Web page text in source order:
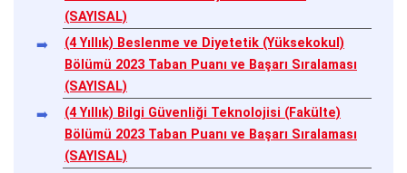
(SAYISAL)
(4 Yıllık) Beslenme ve Diyetetik (Yüksekokul)
Bölümü 2023 Taban Puanı ve Başarı Sıralaması
(SAYISAL)
(4 Yıllık) Bilgi Güvenliği Teknolojisi (Fakülte)
Bölümü 2023 Taban Puanı ve Başarı Sıralaması
(SAYISAL)